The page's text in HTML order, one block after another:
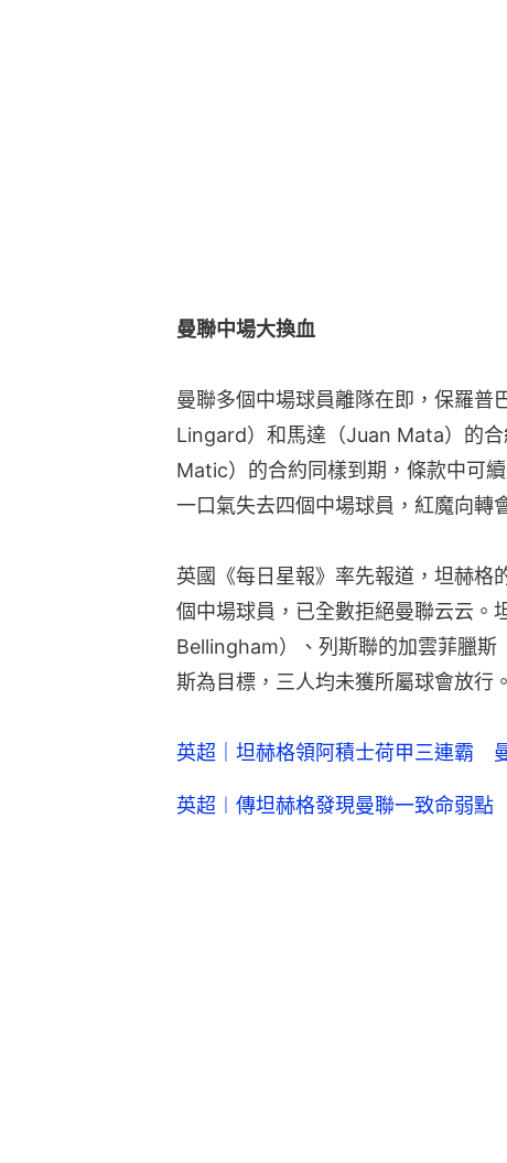
曼聯中場大換血
曼聯多個中場球員離隊在即，保羅普
Lingard）和馬達（Juan Mata）的
Matic）的合約同樣到期，條款中可
一口氣失去四個中場球員，紅魔向轉
英國《每日星報》率先報道，坦赫格
個中場球員，已全數拒絕曼聯云云。
Bellingham）、列斯聯的加雲菲臘
斯為目標，三人均未獲所屬球會放行。
英超｜坦赫格領阿積士荷甲三連霸
英超︱傳坦赫格發現曼聯一致命弱